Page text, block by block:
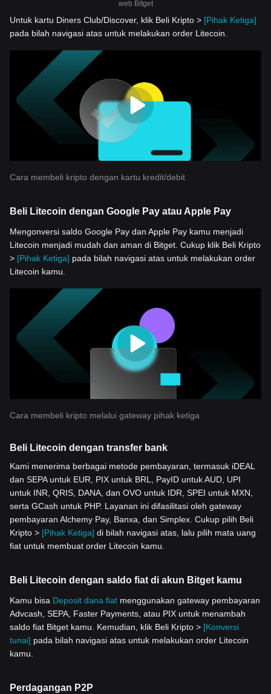
web Bitget
Untuk kartu Diners Club/Discover, klik Beli Kripto > [Pihak Ketiga]
pada bilah navigasi atas untuk melakukan order Litecoin.
Cara membeli kripto dengan kartu kredit/debit
Beli Litecoin dengan Google Pay atau Apple Pay
Mengonversi saldo Google Pay dan Apple Pay kamu menjadi
Litecoin menjadi mudah dan aman di Bitget. Cukup klik Beli Kripto
> [Pihak Ketiga] pada bilah navigasi atas untuk melakukan order
Litecoin kamu.
Cara membeli kripto melalui gateway pihak ketiga
Beli Litecoin dengan transfer bank
Kami menerima berbagai metode pembayaran, termasuk iDEAL
dan SEPA untuk EUR, PIX untuk BRL, PayID untuk AUD, UPI
untuk INR, QRIS, DANA, dan OVO untuk IDR, SPEI untuk MXN,
serta GCash untuk PHP. Layanan ini difasilitasi oleh gateway
pembayaran Alchemy Pay, Banxa, dan Simplex. Cukup pilih Beli
Kripto > [Pihak Ketiga] di bilah navigasi atas, lalu pilih mata uang
fiat untuk membuat order Litecoin kamu.
Beli Litecoin dengan saldo fiat di akun Bitget kamu
Kamu bisa Deposit dana fiat menggunakan gateway pembayaran
Advcash, SEPA, Faster Payments, atau PIX untuk menambah
saldo fiat Bitget kamu. Kemudian, klik Beli Kripto > [Konversi
tunai] pada bilah navigasi atas untuk melakukan order Litecoin
kamu.
Perdagangan P2P